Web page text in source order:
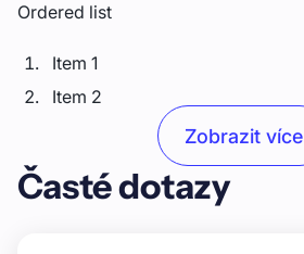
Ordered list
Item 1
Item 2
Unordered list
Zobrazit více
Časté dotazy